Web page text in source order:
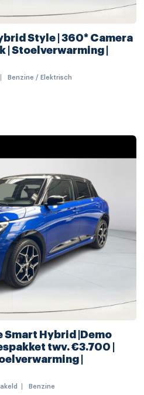
Style | 360* Camera
| Stoelverwarming |
Benzine / Elektrisch
Smart Hybrid |Demo
twv. €3.700 |
|
Benzine